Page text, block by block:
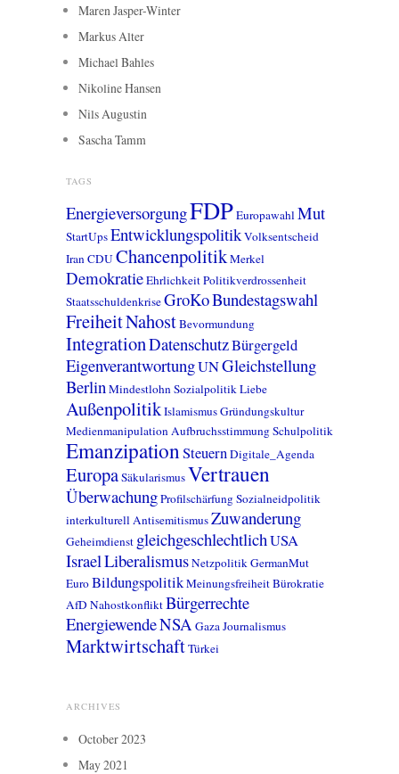
Maren Jasper-Winter
Markus Alter
Michael Bahles
Nikoline Hansen
Nils Augustin
Sascha Tamm
TAGS
EnergieversorgungFDPEuropawahlMut
StartUpsEntwicklungspolitikVolksentscheid
IranCDUChancenpolitikMerkel
DemokratieEhrlichkeitPolitikverdrossenheit
StaatsschuldenkriseGroKoBundestagswahl
FreiheitNahostBevormundung
IntegrationDatenschutzBürgergeld
EigenverantwortungUNGleichstellung
Berlin MindestlohnSozialpolitikLiebe
AußenpolitikIslamismusGründungskultur
MedienmanipulationAufbruchsstimmungSchulpolitik
EmanzipationSteuernDigitale_Agenda
EuropaSäkularismusVertrauen
ÜberwachungProfilschärfungSozialneidpolitik
interkulturellAntisemitismusZuwanderung
Geheimdienst gleichgeschlechtlichUSA
IsraelLiberalismusNetzpolitikGermanMut
EuroBildungspolitikMeinungsfreiheitBürokratie
AfD NahostkonfliktBürgerrechte
EnergiewendeNSA GazaJournalismus
MarktwirtschaftTürkei
ARCHIVES
October 2023
May 2021